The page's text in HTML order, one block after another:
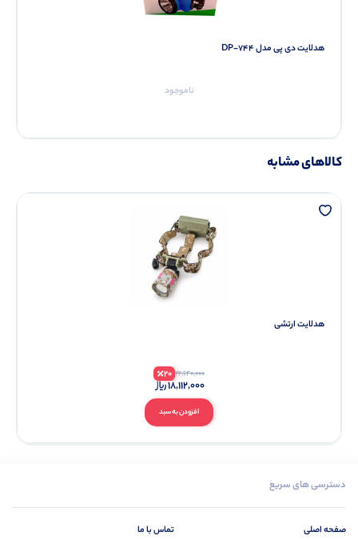
هدلایت دی پی مدل DP-744
ناموجود
کالاهای مشابه
هدلایت ارتشی
افزودن به سبد
22,640,000
20
18,112,000
دسترسی های سریع
صفحه اصلی
تماس با ما